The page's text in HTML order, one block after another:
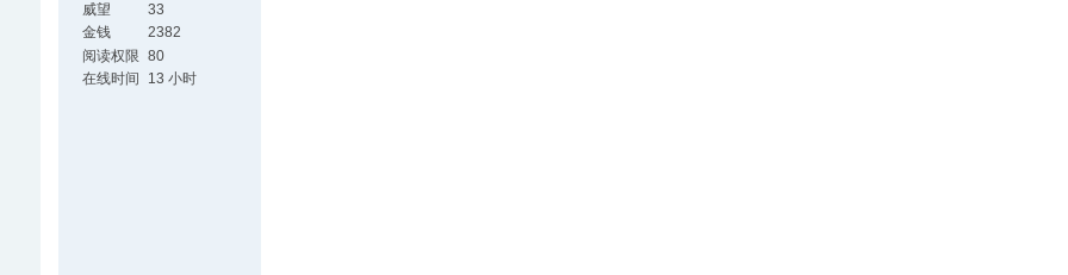
威望
33
金钱
2382
阅读权限 80
在线时间
13 小时